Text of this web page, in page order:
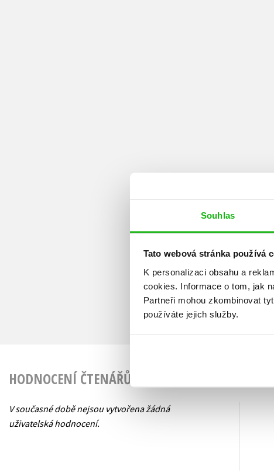
Souhlas
Tato webová stránka používá
K personalizaci obsahu a
cookies. Informace o tom, jak
Partneři mohou zkombinovat
používáte jejich služby.
HODNOCENÍ ČTENÁŘŮ
V současné době nejsou vytvořena žádná
uživatelská hodnocení.